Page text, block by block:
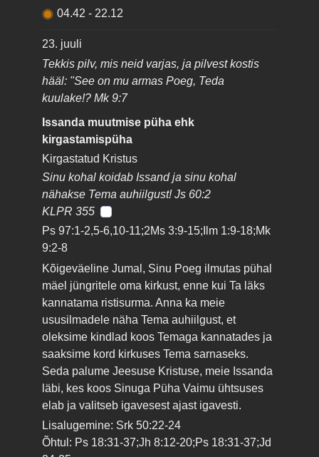
04.42- 22.12
23. juuli
Tekkis pilv, mis neid varjas, ja pilvest kostis
hääl: "See on mu armas Poeg, Teda
kuulake!? Mk 9:7
Issanda muutmise püha ehk
kirgastamispüha
Kirgastatud Kristus
Sinu kohal koidab Issand ja sinu kohal
nähakse Tema auhiilgust! Js 60:2
KLPR 355
Ps 97:1-2,5-6,10-11;2Ms 3:9-15;Ilm 1:9-18;Mk
9:2-8
Kõigeväeline Jumal, Sinu Poeg ilmutas pühal
mäel jüngritele oma kirkust, enne kui Ta läks
kannatama ristisurma. Anna ka meie
ususilmadele näha Tema auhiilgust, et
oleksime kindlad koos Temaga kannatades ja
saaksime kord kirkuses Tema sarnaseks.
Seda palume Jeesuse Kristuse, meie Issanda
läbi, kes koos Sinuga Püha Vaimu ühtsuses
elab ja valitseb igavesest ajast igavesti.
Lisalugemine: Srk 50:22-24
Õhtul: Ps 18:31-37;Jh 8:12-20;Ps 18:31-37;Jd